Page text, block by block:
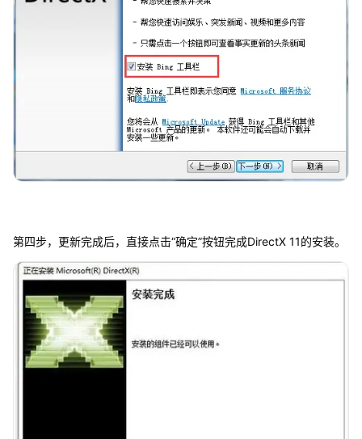
第四步，更新完成后，直接点击“确定”按钮完成DirectX 11的安装。